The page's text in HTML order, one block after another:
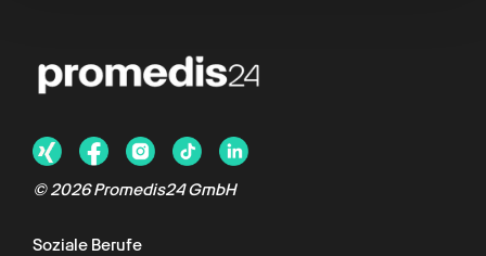
© 2026 Promedis24 GmbH
Soziale Berufe